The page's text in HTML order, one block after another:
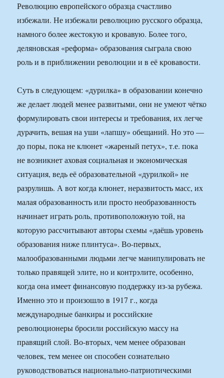
Революцию европейского образца счастливо
избежали. Не избежали революцию русского образца,
намного более жестокую и кровавую. Более того,
деляновская «реформа» образования сыграла свою
роль и в приближении революции и в её кровавости.
Суть в следующем: «дурилка» в образовании конечно
же делает людей менее развитыми, они не умеют чётко
формулировать свои интересы и требования, их легче
дурачить, вешая на уши «лапшу» обещаний. Но это —
до поры, пока не клюнет «жареный петух», т.е. пока
не возникнет аховая социальная и экономическая
ситуация, ведь её образовательной «дурилкой» не
разрулишь. А вот когда клюнет, неразвитость масс, их
малая образованность или просто необразованность
начинает играть роль, противоположную той, на
которую рассчитывают авторы схемы «даёшь уровень
образования ниже плинтуса». Во-первых,
малообразованными людьми легче манипулировать не
только правящей элите, но и контрэлите, особенно,
когда она имеет финансовую поддержку из-за рубежа.
Именно это и произошло в 1917 г., когда
международные банкиры и российские
революционеры бросили российскую массу на
правящий слой. Во-вторых, чем менее образован
человек, тем менее он способен сознательно
руководствоваться национально-патриотическими